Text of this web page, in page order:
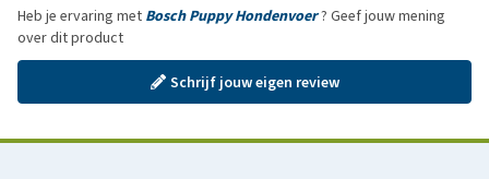
Heb je ervaring met Bosch Puppy Hondenvoer? Geef jouw mening
over dit product
Schrijf jouw eigen review